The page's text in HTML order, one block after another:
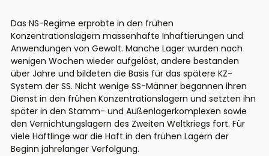
Das NS-Regime erprobte in den frühen
Konzentrationslagern massenhafte Inhaftierungen und
Anwendungen von Gewalt. Manche Lager wurden nach
wenigen Wochen wieder aufgelöst, andere bestanden
über Jahre und bildeten die Basis für das spätere KZ-
System der SS. Nicht wenige SS-Männer begannen ihren
Dienst in den frühen Konzentrationslagern und setzten ihn
später in den Stamm- und Außenlagerkomplexen sowie
den Vernichtungslagern des Zweiten Weltkriegs fort. Für
viele Häftlinge war die Haft in den frühen Lagern der
Beginn jahrelanger Verfolgung.